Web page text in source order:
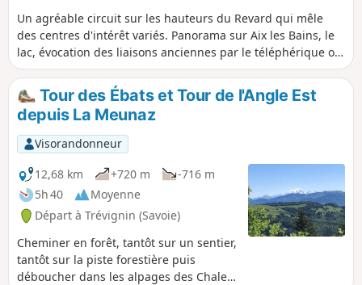
Un agréable circuit sur les hauteurs du Revard qui mêle
des centres d'intérêt variés. Panorama sur Aix les Bains, le
lac, évocation des liaisons anciennes par le téléphérique ou
le train à crémaillère. Sentier des poètes en été. Panoramas,
alpages et fromages ...
Tour des Ébats et Tour de l'Angle Est
depuis La Meunaz
Visorandonneur
12,68 km
+720 m
-716 m
5h 40
Moyenne
Départ à Trévignin (Savoie)
Cheminer en forêt, tantôt sur un sentier,
tantôt sur la piste forestière puis
déboucher dans les alpages des Chalets